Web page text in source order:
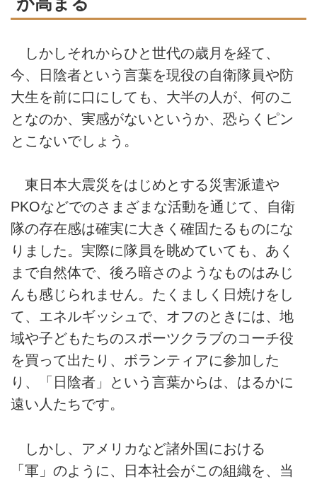
しかしそれからひと世代の歳月を経て、
今、日陰者という言葉を現役の自衛隊員や防
大生を前に口にしても、大半の人が、何のこ
となのか、実感がないというか、恐らくピン
とこないでしょう。
東日本大震災をはじめとする災害派遣や
PKOなどでのさまざまな活動を通じて、自衛
隊の存在感は確実に大きく確固たるものにな
りました。実際に隊員を眺めていても、あく
まで自然体で、後ろ暗さのようなものはみじ
んも感じられません。たくましく日焼けをし
て、エネルギッシュで、オフのときには、地
域や子どもたちのスポーツクラブのコーチ役
を買って出たり、ボランティアに参加した
り、「日陰者」という言葉からは、はるかに
遠い人たちです。
しかし、アメリカなど諸外国における
「軍」のように、日本社会がこの組織を、当